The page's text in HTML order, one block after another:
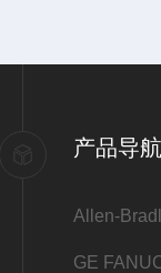
产品导航
Allen-
GE